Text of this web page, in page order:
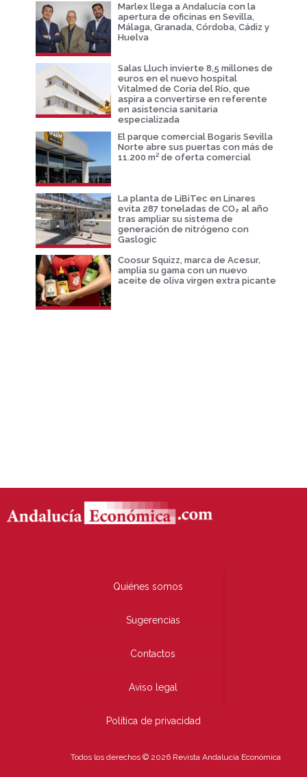
Marlex llega a Andalucía con la
apertura de oficinas en Sevilla,
Málaga, Granada, Córdoba, Cádiz y
Huelva
Salas Lluch invierte 8,5 millones de
euros en el nuevo hospital
Vitalmed de Coria del Río, que
aspira a convertirse en referente
en asistencia sanitaria
especializada
El parque comercial Bogaris Sevilla
Norte abre sus puertas con más de
11.200 m² de oferta comercial
La planta de LiBiTec en Linares
evita 287 toneladas de CO₂ al año
tras ampliar su sistema de
generación de nitrógeno con
Gaslogic
Coosur Squizz, marca de Acesur,
amplia su gama con un nuevo
aceite de oliva virgen extra picante
Quiénes somos
Sugerencias
Contactos
Aviso legal
Política de privacidad
Todos los derechos © 2026 Revista Andalucía Económica